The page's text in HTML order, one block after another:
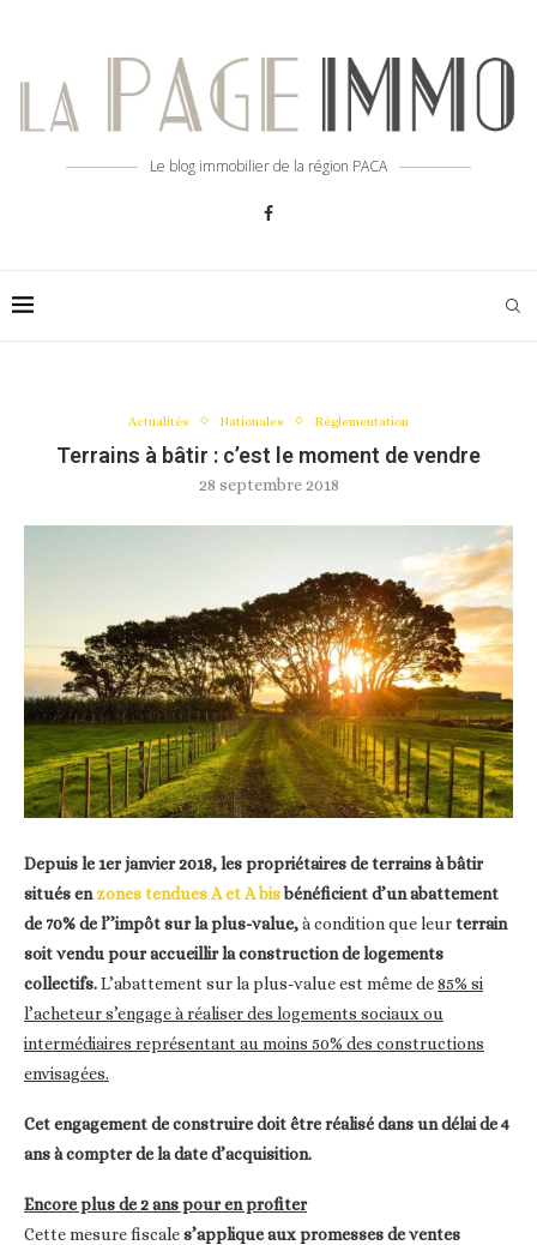
Le blog immobilier de la région PACA
Actualités Nationales Réglementation
Terrains à bâtir : c’est le moment de vendre
28 septembre 2018
Depuis le 1er janvier 2018, les propriétaires de terrains à bâtir
situés en zones tendues A et A bisbénéficient d’un abattement
de 70% de l’’impôt sur la plus-value,à condition que leurterrain
soit vendu pour accueillir la construction de logements
collectifs.L’abattement sur la plus-value est même de85% si
l’acheteur s’engage à réaliser des logements sociaux ou
intermédiaires représentant au moins 50% des constructions
envisagées.
Cet engagement de construire doit être réalisé dans un délai de 4
ans à compter de la date d’acquisition.
Encore plus de 2 ans pour en profiter
Cette mesure fiscales’applique aux promesses de ventes